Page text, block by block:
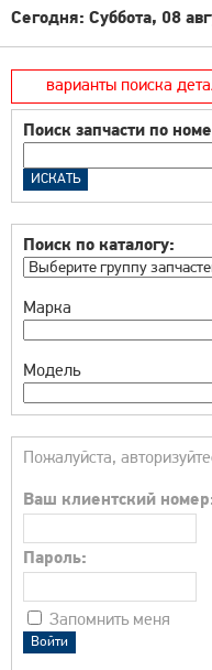
Сегодня: Суббота, 08
варианты поиска
Поиск запчасти по
Поиск по каталогу:
Марка
Модель
Пожалуйста,
Ваш клиентский
Пароль:
Запомнить меня